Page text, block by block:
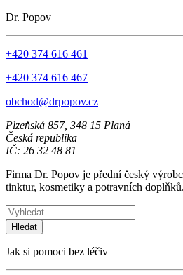
Dr. Popov
+420 374 616 461
+420 374 616 467
obchod@drpopov.cz
Plzeňská 857, 348 15 Planá
Česká republika
IČ: 26 32 48 81
Firma Dr. Popov je přední český
tinktur, kosmetiky a potravních doplňků.
Hledat
Jak si pomoci bez léčiv